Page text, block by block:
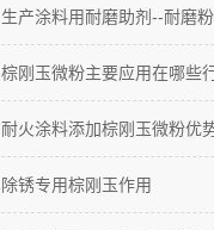
生产涂料用耐磨助剂--耐磨粉
棕刚玉微粉主要应用在哪些
耐火涂料添加棕刚玉微粉优
除锈专用棕刚玉作用